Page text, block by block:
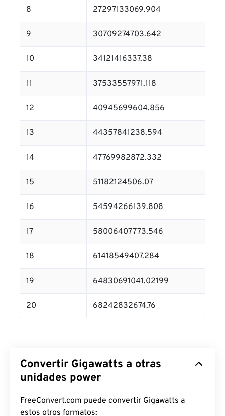
8 27297133069.904
9 30709274703.642
10 34121416337.38
11 37533557971.118
12 40945699604.856
13 44357841238.594
14 47769982872.332
15 51182124506.07
16 54594266139.808
17 58006407773.546
18 61418549407.284
19 64830691041.02199
20 68242832674.76
Convertir Gigawatts a otras
unidades power
FreeConvert.com puede convertir Gigawatts a
estos otros formatos: